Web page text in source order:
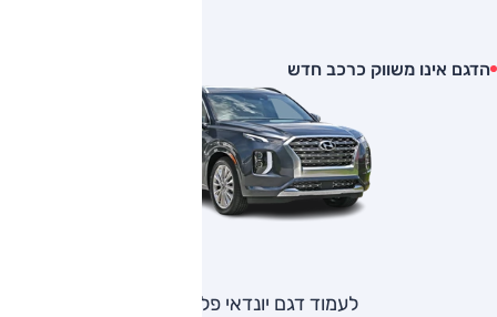
הדגם אינו משווק כרכב חדש
לעמוד דגם יונדאי פליסייד